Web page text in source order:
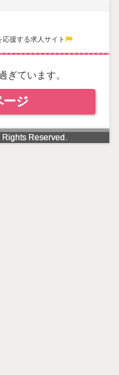
応援する求人サイト
ぎています。
ージ
Reserved.